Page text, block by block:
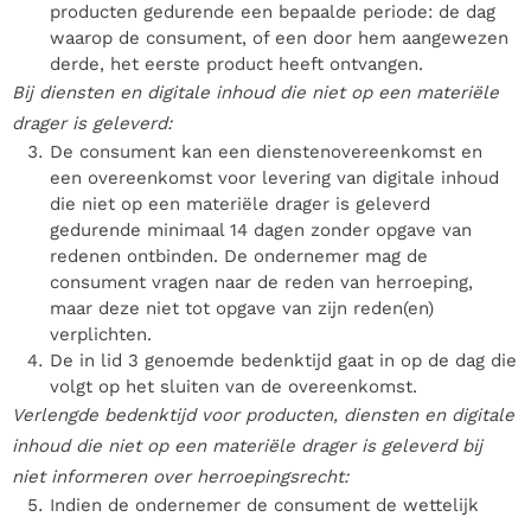
producten gedurende een bepaalde periode: de dag
waarop de consument, of een door hem aangewezen
derde, het eerste product heeft ontvangen.
Bij diensten en digitale inhoud die niet op een materiële
drager is geleverd:
De consument kan een dienstenovereenkomst en
een overeenkomst voor levering van digitale inhoud
die niet op een materiële drager is geleverd
gedurende minimaal 14 dagen zonder opgave van
redenen ontbinden. De ondernemer mag de
consument vragen naar de reden van herroeping,
maar deze niet tot opgave van zijn reden(en)
verplichten.
De in lid 3 genoemde bedenktijd gaat in op de dag die
volgt op het sluiten van de overeenkomst.
Verlengde bedenktijd voor producten, diensten en digitale
inhoud die niet op een materiële drager is geleverd bij
niet informeren over herroepingsrecht:
Indien de ondernemer de consument de wettelijk